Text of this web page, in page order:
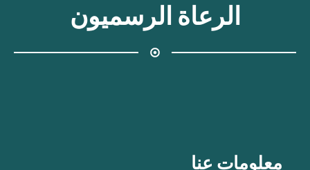
الرعاة الرسميون
معلومات عنا